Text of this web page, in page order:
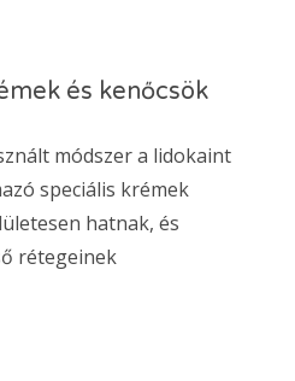
és kenőcsök
módszer a lidokaint
speciális krémek
hatnak, és
rétegeinek